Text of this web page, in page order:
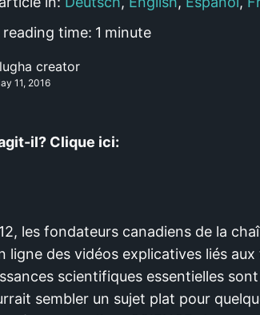
time: 1 minute
creator
11, 2016
il? Clique ici:
les fondateurs canadiens de la
ligne des vidéos explicatives liés
scientifiques essentielles
sembler un sujet plat pour